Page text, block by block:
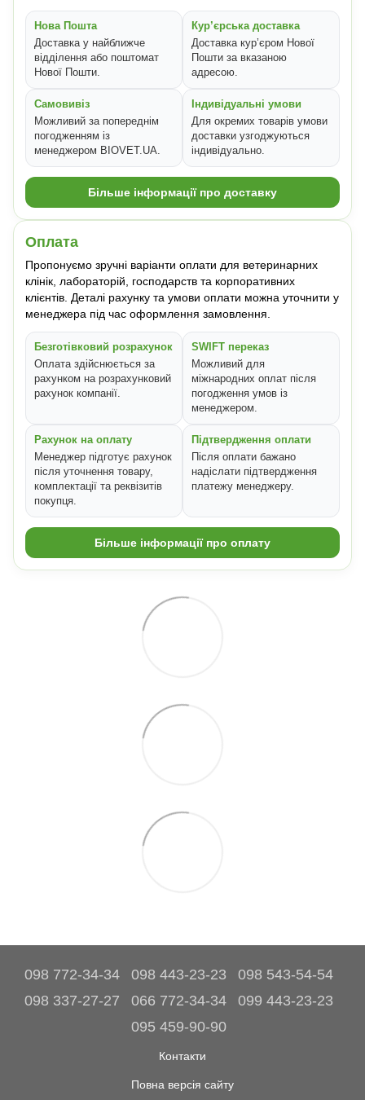
Нова Пошта
Доставка у найближче
відділення або поштомат
Нової Пошти.
Кур’єрська доставка
Доставка кур’єром Нової
Пошти за вказаною
адресою.
Самовивіз
Можливий за попереднім
погодженням із
менеджером BIOVET.UA.
Індивідуальні умови
Для окремих товарів умови
доставки узгоджуються
індивідуально.
Більше інформації про доставку
Оплата
Пропонуємо зручні варіанти оплати для ветеринарних
клінік, лабораторій, господарств та корпоративних
клієнтів. Деталі рахунку та умови оплати можна уточнити у
менеджера під час оформлення замовлення.
Безготівковий розрахунок
Оплата здійснюється за
рахунком на розрахунковий
рахунок компанії.
SWIFT переказ
Можливий для
міжнародних оплат після
погодження умов із
менеджером.
Рахунок на оплату
Менеджер підготує рахунок
після уточнення товару,
комплектації та реквізитів
покупця.
Підтвердження оплати
Після оплати бажано
надіслати підтвердження
платежу менеджеру.
Більше інформації про оплату
098 772-34-34 098 443-23-23
098 543-54-54
098 337-27-27
066 772-34-34
099 443-23-23
095 459-90-90
Контакти
Повна версія сайту